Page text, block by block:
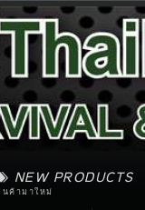
NEW PRODUCTS
นค้ามาใหม่